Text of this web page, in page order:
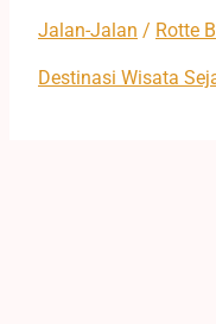
Jalan-Jalan / Rotte
Destinasi Wisata